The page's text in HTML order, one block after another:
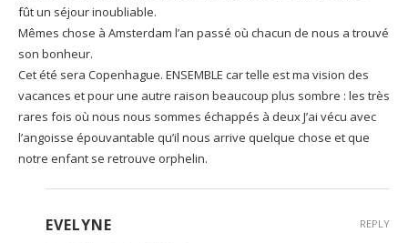
fût un séjour inoubliable.
Mêmes chose à Amsterdam l’an passé où chacun de nous a trouvé
son bonheur.
Cet été sera Copenhague. ENSEMBLE car telle est ma vision des
vacances et pour une autre raison beaucoup plus sombre : les très
rares fois où nous nous sommes échappés à deux J’ai vécu avec
l’angoisse épouvantable qu’il nous arrive quelque chose et que
notre enfant se retrouve orphelin.
EVELYNE REPLY